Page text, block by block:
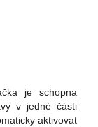
je schopna
v jedné části
aktivovat